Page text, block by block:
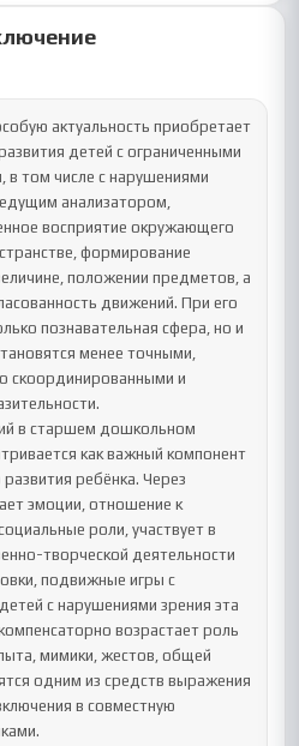
актуальность приобретает
детей с ограниченными
том числе с нарушениями
анализатором,
восприятие окружающего
формирование
положении предметов, а
движений. При его
познавательная сфера, но и
менее точными,
скоординированными и
в старшем дошкольном
как важный компонент
ребёнка. Через
эмоции, отношение к
роли, участвует в
творческой деятельности
подвижные игры с
с нарушениями зрения эта
возрастает роль
мимики, жестов, общей
одним из средств выражения
в совместную